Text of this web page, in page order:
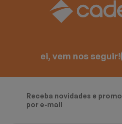
ei, vem nos seguir!
Receba novidades e
por e-mail